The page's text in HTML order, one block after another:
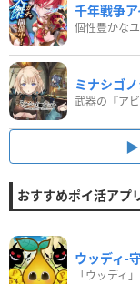
千年戦争ア
個性豊かな
ミナシゴ
おすすめポイ活アプ
ウッディ‐
「ウッディ